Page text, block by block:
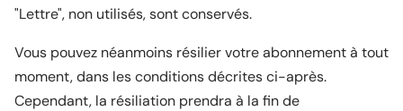
"Lettre", non utilisés, sont conservés.
Vous pouvez néanmoins résilier votre abonnement à tout
moment, dans les conditions décrites ci-après.
Cependant, la résiliation prendra à la fin de